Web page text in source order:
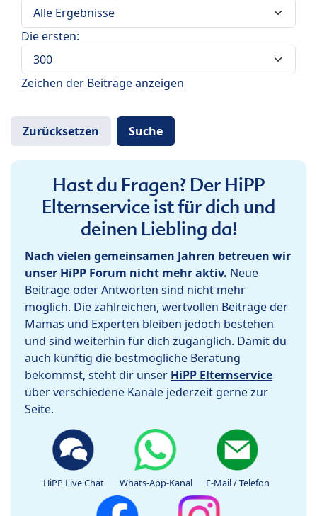
Die ersten:
Zeichen der Beiträge anzeigen
Hast du Fragen? Der HiPP
Elternservice ist für dich und
deinen Liebling da!
Nach vielen gemeinsamen Jahren betreuen wir
unser HiPP Forum nicht mehr aktiv. Neue
Beiträge oder Antworten sind nicht mehr
möglich. Die zahlreichen, wertvollen Beiträge der
Mamas und Experten bleiben jedoch bestehen
und sind weiterhin für dich zugänglich. Damit du
auch künftig die bestmögliche Beratung
bekommst, steht dir unser HiPP Elternservice
über verschiedene Kanäle jederzeit gerne zur
Seite.
HiPP Live Chat Whats-App-Kanal E-Mail / Telefon